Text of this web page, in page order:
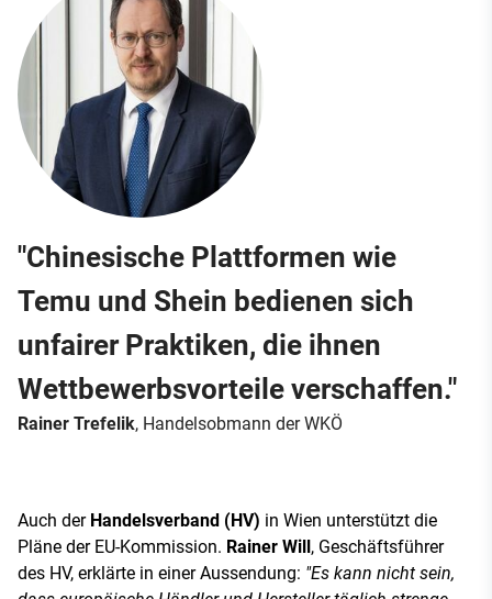
"Chinesische Plattformen wie
Temu und Shein bedienen sich
unfairer Praktiken, die ihnen
Wettbewerbsvorteile verschaffen."
Rainer Trefelik, Handelsobmann der WKÖ
Auch der Handelsverband (HV) in Wien unterstützt die
Pläne der EU-Kommission. Rainer Will, Geschäftsführer
des HV, erklärte in einer Aussendung: "Es kann nicht sein,